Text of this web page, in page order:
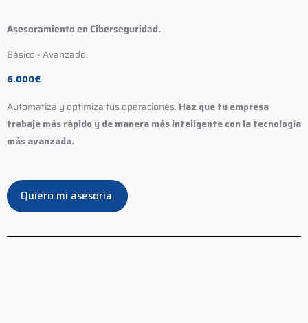
Asesoramiento en Ciberseguridad.
Básico - Avanzado.
6.000€
Automatiza y optimiza tus operaciones. Haz que tu empresa
trabaje más rápido y de manera más inteligente con la tecnología
más avanzada.
Quiero mi asesoría.